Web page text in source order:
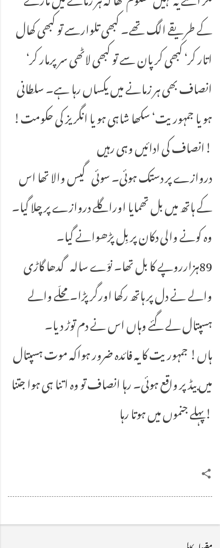
کے طریقے الگ تھے۔ کبھی تلوارسے تو کبھی کھال
اتار کر‘ کبھی کرپان سے تو کبھی لاٹھی سر پرمار کر‘
انصاف بھی ہر زمانے میں یکساں رہا ہے۔ سلطانی
ہو یا جمہوریت‘ سکھا شاہی ہو یا انگریز کی حکومت!
انصاف کی ادائیں وہی رہیں!
دروازے پر دستک ہوئی۔ سوئی گیس والا تھا اس
کے ہاتھ میں بل تھمایا اوراگلے دروازے پر چلا گیا۔
وہ کونے والی دکان پر بِل پڑھوانے گیا۔
89ہزارروپے کا بل تھا۔ نوّے سالہ گدھا گاڑی
والے نے دل پر ہاتھ رکھا اورگر پڑا۔ محلّے والے
ہسپتال لے گئے وہاں اس نے دم توڑ دیا۔
ہاں! جمہوریت کا یہ فائدہ ضرور ہواکہ موت ہسپتال
میں بیڈ پر واقع ہوئی۔ رہا انصاف تو وہ اتنا ہی ہوا جتنا
پہلے جنموں میں ہوتا رہا!